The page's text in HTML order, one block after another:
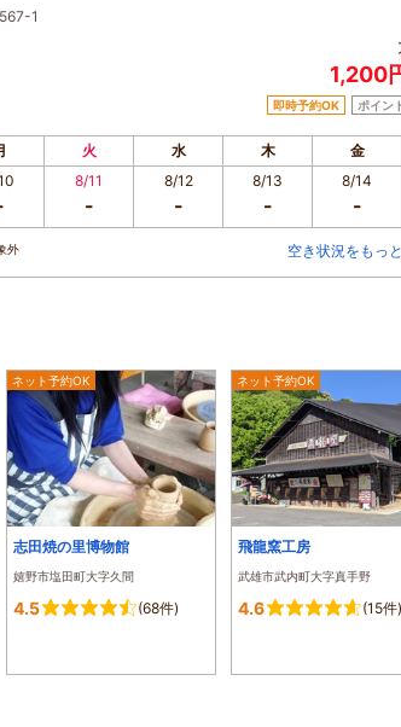
1
1,200
即時予約OK ポイン
火 水 木 金
8/11
-
8/12
-
8/13
-
8/14
-
外 空き状況をもっ
ネット予約OK
志田焼の里博物館
嬉野市塩田町大字久間
4.5 (68件)
ネット予約OK
飛龍窯工房
武雄市武内町大字真手野
4.6 (15件)